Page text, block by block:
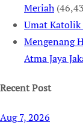
Meriah
Umat
Mengenang
Atma Jaya
Recent Post
Aug 7, 2026